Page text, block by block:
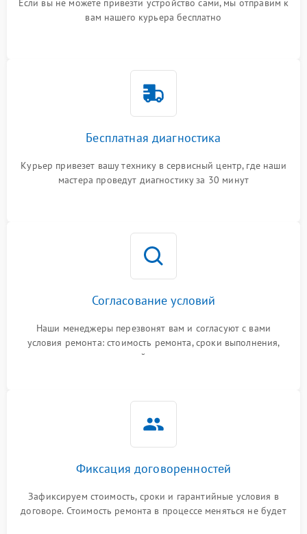
Если вы не можете привезти устройство сами, мы отправим к
вам нашего курьера бесплатно
Бесплатная диагностика
Курьер привезет вашу технику в сервисный центр, где наши
мастера проведут диагностику за 30 минут
Согласование условий
Наши менеджеры перезвонят вам и согласуют с вами
условия ремонта: стоимость ремонта, сроки выполнения,
гарантийные условия
Фиксация договоренностей
Зафиксируем стоимость, сроки и гарантийные условия в
договоре. Стоимость ремонта в процессе меняться не будет